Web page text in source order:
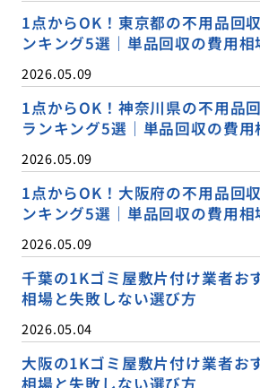
1点からOK！東京都の不用品回
ンキング5選｜単品回収の費用相
2026.05.09
1点からOK！神奈川県の不用品
ランキング5選｜単品回収の費
2026.05.09
1点からOK！大阪府の不用品回
ンキング5選｜単品回収の費用相
2026.05.09
千葉の1Kゴミ屋敷片付け業者お
相場と失敗しない選び方
2026.05.04
大阪の1Kゴミ屋敷片付け業者お
相場と失敗しない選び方